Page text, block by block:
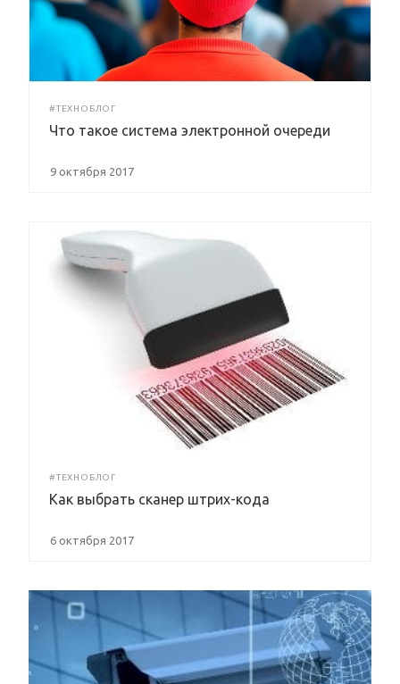
#ТЕХНОБЛОГ
Что такое система электронной очереди
9 октября 2017
#ТЕХНОБЛОГ
Как выбрать сканер штрих-кода
6 октября 2017